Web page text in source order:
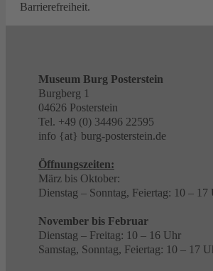
Barrierefreiheit.
Museum Burg Posterstein
Burgberg 1
04626 Posterstein
Tel. +49 (0) 34496 22595
info {at} burg-posterstein.de
Öffnungszeiten:
März bis Oktober:
Dienstag – Sonntag, Feiertag: 10 – 17
November bis Februar
Dienstag – Freitag: 10 – 16 Uhr
Samstag, Sonntag, Feiertag: 10 – 17